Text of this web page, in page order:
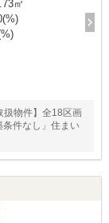
㎡
扱物件】全18区画
件なし」住まい